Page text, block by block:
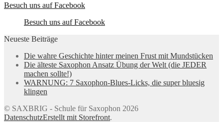
Besuch uns auf Facebook
Besuch uns auf Facebook
Neueste Beiträge
Die wahre Geschichte hinter meinen Frust mit Mundstücken
Die älteste Saxophon Ansatz Übung der Welt (die JEDER
machen sollte!)
WARNUNG: 7 Saxophon-Blues-Licks, die super bluesig
klingen
© SAXBRIG - Schule für Saxophon 2026
DatenschutzErstellt mit Storefront.